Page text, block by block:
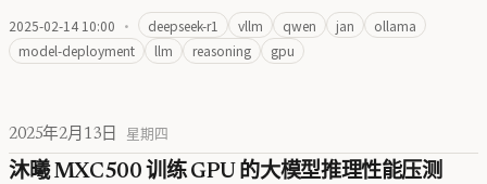
2025-02-14 10:00 · deepseek-r1 vllm qwen jan
ollama
model-deployment
llm reasoning gpu
2025年2月13日 星期四
沐曦 MXC500 训练 GPU 的大模型推理性能压测